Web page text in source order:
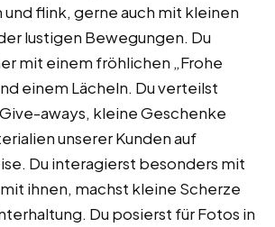
flink, gerne auch mit kleinen
lustigen Bewegungen. Du
mit einem fröhlichen „Frohe
einem Lächeln. Du verteilst
aways, kleine Geschenke
unserer Kunden auf
Du interagierst besonders mit
ihnen, machst kleine Scherze
Du posierst für Fotos in